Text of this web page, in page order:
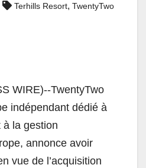
Terhills Resort, TwentyTwo
WIRE)--TwentyTwo
indépendant dédié à
à la gestion
annonce avoir
vue de l’acquisition